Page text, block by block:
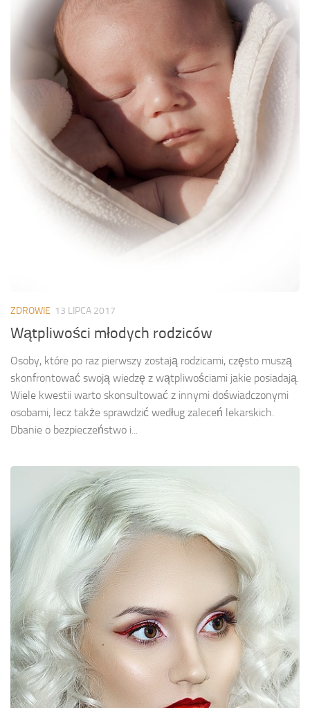
ZDROWIE 13 LIPCA 2017
Wątpliwości młodych rodziców
Osoby, które po raz pierwszy zostają rodzicami, często muszą
skonfrontować swoją wiedzę z wątpliwościami jakie posiadają.
Wiele kwestii warto skonsultować z innymi doświadczonymi
osobami, lecz także sprawdzić według zaleceń lekarskich.
Dbanie o bezpieczeństwo i...